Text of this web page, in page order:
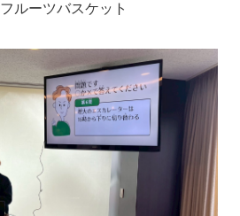
フルーツバスケット